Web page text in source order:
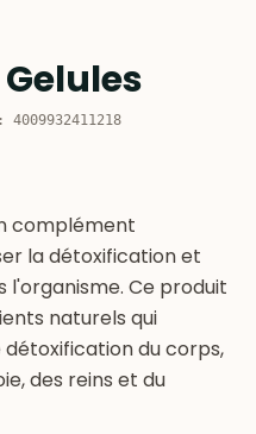
4009932411218
complément
la détoxification et
l'organisme. Ce produit
naturels qui
du corps,
des reins et du